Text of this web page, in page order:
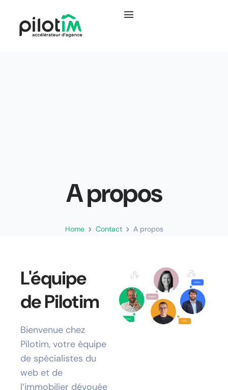
A propos
Home Contact A propos
L'équipe
de Pilotim
Bienvenue chez
Pilotim, votre équipe
de spécialistes du
web et de
l’immobilier dévouée